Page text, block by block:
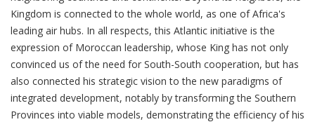
Kingdom is connected to the whole world, as one of Africa's
leading air hubs. In all respects, this Atlantic initiative is the
expression of Moroccan leadership, whose King has not only
convinced us of the need for South-South cooperation, but has
also connected his strategic vision to the new paradigms of
integrated development, notably by transforming the Southern
Provinces into viable models, demonstrating the efficiency of his